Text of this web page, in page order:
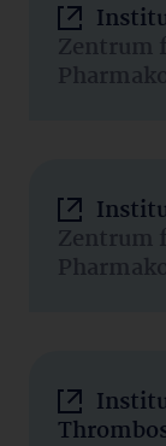
Zentrum
Zentrum